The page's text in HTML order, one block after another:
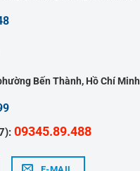
Bến Thành, Hồ Chí Minh
09345.89.488